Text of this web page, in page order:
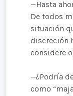
—Hasta
De todos
situación
discreción
considere
—¿Podría
como